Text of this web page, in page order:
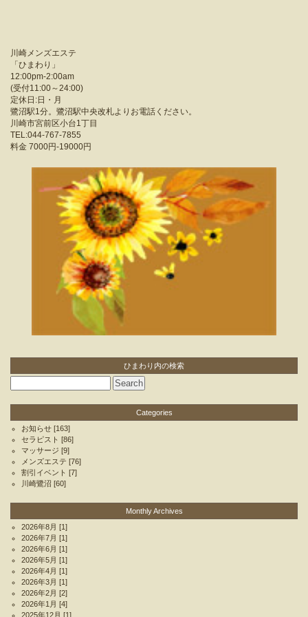
川崎メンズエステ
「ひまわり 」
12:00pm-2:00am
(受付11:00～24:00)
定休日:日・月
鷺沼駅1分。鷺沼駅中央改札よりお電話ください。
川崎市宮前区小台1丁目
TEL:044-767-7855
料金 7000円-19000円
ひまわり内の検索
Categories
お知らせ [163]
セラピスト [86]
マッサージ [9]
メンズエステ [76]
割引イベント [7]
川崎鷺沼 [60]
Monthly Archives
2026年8月 [1]
2026年7月 [1]
2026年6月 [1]
2026年5月 [1]
2026年4月 [1]
2026年3月 [1]
2026年2月 [2]
2026年1月 [4]
2025年12月 [1]